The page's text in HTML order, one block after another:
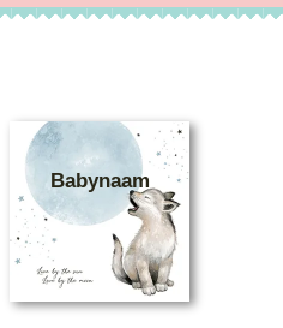
Babynaam